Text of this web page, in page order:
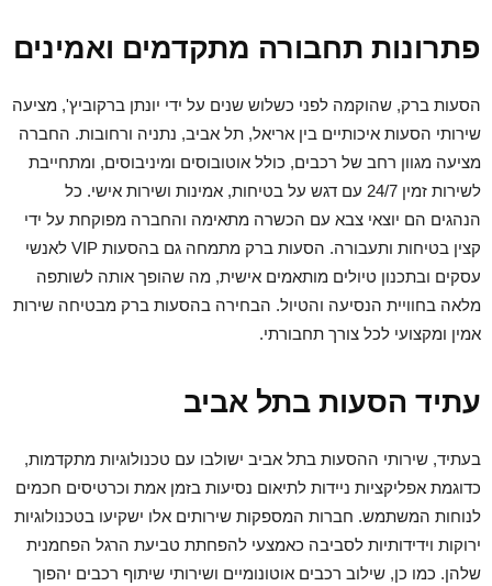
פתרונות תחבורה מתקדמים ואמינים
הסעות ברק, שהוקמה לפני כשלוש שנים על ידי יונתן ברקוביץ', מציעה
שירותי הסעות איכותיים בין אריאל, תל אביב, נתניה ורחובות. החברה
מציעה מגוון רחב של רכבים, כולל אוטובוסים ומיניבוסים, ומתחייבת
לשירות זמין 24/7 עם דגש על בטיחות, אמינות ושירות אישי. כל
הנהגים הם יוצאי צבא עם הכשרה מתאימה והחברה מפוקחת על ידי
קצין בטיחות ותעבורה. הסעות ברק מתמחה גם בהסעות VIP לאנשי
עסקים ובתכנון טיולים מותאמים אישית, מה שהופך אותה לשותפה
מלאה בחוויית הנסיעה והטיול. הבחירה בהסעות ברק מבטיחה שירות
אמין ומקצועי לכל צורך תחבורתי.
עתיד הסעות בתל אביב
בעתיד, שירותי ההסעות בתל אביב ישולבו עם טכנולוגיות מתקדמות,
כדוגמת אפליקציות ניידות לתיאום נסיעות בזמן אמת וכרטיסים חכמים
לנוחות המשתמש. חברות המספקות שירותים אלו ישקיעו בטכנולוגיות
ירוקות וידידותיות לסביבה כאמצעי להפחתת טביעת הרגל הפחמנית
שלהן. כמו כן, שילוב רכבים אוטונומיים ושירותי שיתוף רכבים יהפוך